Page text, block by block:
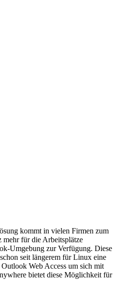
kommt in vielen Firmen zum
mehr für die Arbeitsplätze
Umgebung zur Verfügung. Diese
seit längerem für Linux eine
Web Access um sich mit
bietet diese Möglichkeit für